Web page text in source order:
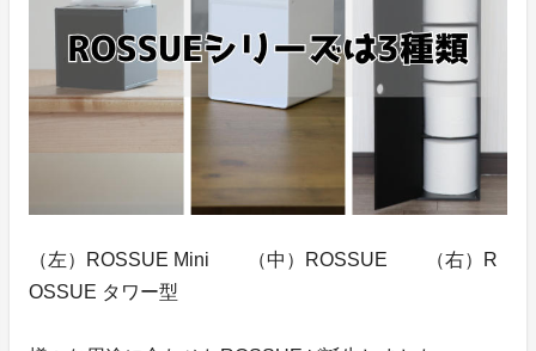
（左）ROSSUE Mini （中）ROSSUE （右）R
OSSUE タワー型